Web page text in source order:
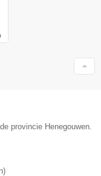
provincie Henegouwen.
)